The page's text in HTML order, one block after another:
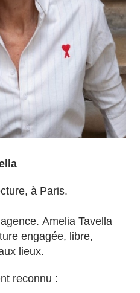
à Paris.
Amelia Tavella
engagée, libre,
lieux.
reconnu :